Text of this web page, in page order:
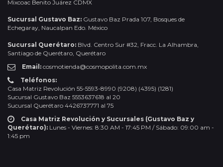
Mixcoac Benito Juárez CDMX
Sucursal Gustavo Baz: Gustavo Baz Prada 107, Bosques de
Echegaray, Naucalpan Edo. México
Sucursal Querétaro: Blvd. Centro Sur #32, Fracc. La Alhambra,
Santiago de Querétaro, Querétaro
Email: cosmotienda@cosmopolita.com.mx
Teléfonos:
Casa Matriz Revolución 55-5593-8990 (9208) (4395) (1281)
Sucursal Gustavo Baz 5553637618 al 20
Sucursal Querétaro 4426737771 al 75
Casa Matriz Revolución y Sucursales (Gustavo Baz y
Querétaro): Lunes - Viernes: 8:30 AM - 17:45 PM / Sábado: 09:00 am -
1:45 pm